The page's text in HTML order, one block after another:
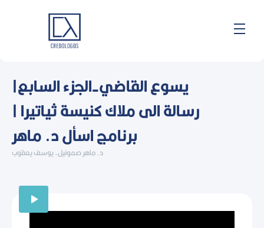
يسوع القاضي-الجزء السابع|
رسالة الى ملاك كنيسة ثياتيرا |
برنامج اسأل د. ماهر
د. ماهر صموئيل، يوسف يعقوب